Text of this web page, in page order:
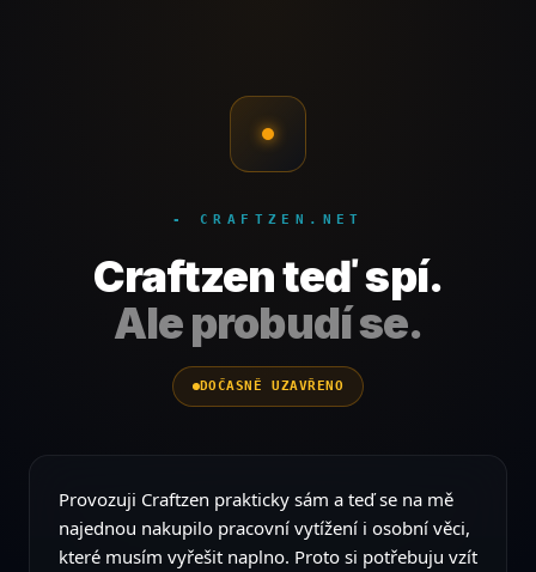
- CRAFTZEN.NET
Craftzen teď spí.
Ale probudí se.
DOČASNĚ UZAVŘENO
Provozuji Craftzen prakticky sám a teď se na mě
najednou nakupilo pracovní vytížení i osobní věci,
které musím vyřešit naplno. Proto si potřebuju vzít